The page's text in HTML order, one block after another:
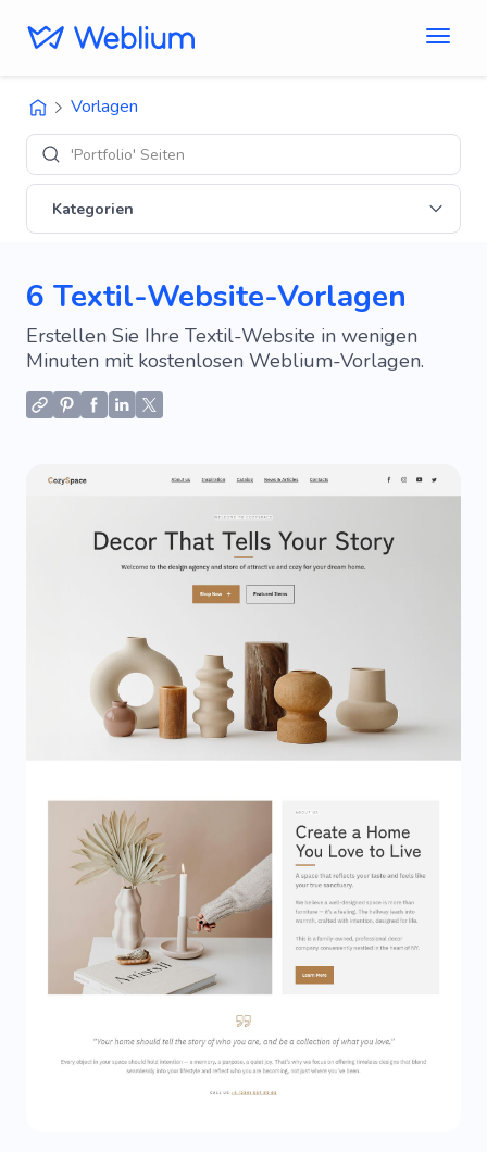
Vorlagen
'Portfolio' Seiten
Kategorien
6 Textil-Website-Vorlagen
Erstellen Sie Ihre Textil-Website in wenigen
Minuten mit kostenlosen Weblium-Vorlagen.